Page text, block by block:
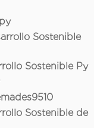
Sostenible
Sostenible Py
Sostenible de